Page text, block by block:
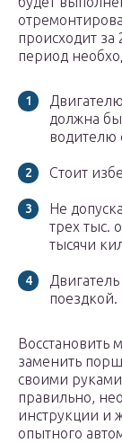
происходит за
период
должна
водителю
Стоит
Не
трех тыс.
тысячи
поездкой.
Восстановить
заменить
своими
правильно,
инструкции и
опытного